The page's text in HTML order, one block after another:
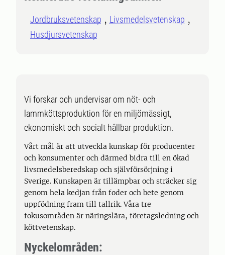
Jordbruksvetenskap
Livsmedelsvetenskap
Husdjursvetenskap
Vi forskar och undervisar om nöt- och
lammköttsproduktion för en miljömässigt,
ekonomiskt och socialt hållbar produktion.
Vårt mål är att utveckla kunskap för producenter
och konsumenter och därmed bidra till en ökad
livsmedelsberedskap och självförsörjning i
Sverige. Kunskapen är tillämpbar och sträcker sig
genom hela kedjan från foder och bete genom
uppfödning fram till tallrik. Våra tre
fokusområden är näringslära, företagsledning och
köttvetenskap.
Nyckelområden: